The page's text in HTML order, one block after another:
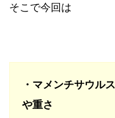
そこで今回は
・マメンチサウル
や重さ